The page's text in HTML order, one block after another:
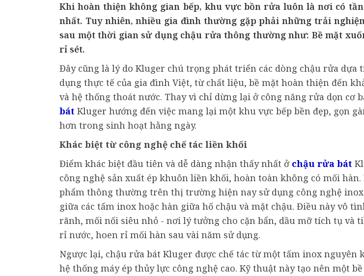
Khi hoàn thiện không gian bếp, khu vực bồn rửa luôn là nơi có
nhất. Tuy nhiên, nhiều gia đình thường gặp phải những trải
sau một thời gian sử dụng chậu rửa thông thường như: Bề mặt
rỉ sét.
Đây cũng là lý do Kluger chú trọng phát triển các dòng chậu rửa dựa
dụng thực tế của gia đình Việt, từ chất liệu, bề mặt hoàn thiện đến
và hệ thống thoát nước. Thay vì chỉ dừng lại ở công năng rửa dọn cơ
bát Kluger hướng đến việc mang lại một khu vực bếp bền đẹp, gọn
hơn trong sinh hoạt hằng ngày.
Khác biệt từ công nghệ chế tác liền khối
Điểm khác biệt đầu tiên và dễ dàng nhận thấy nhất ở chậu rửa bát
công nghệ sản xuất ép khuôn liền khối, hoàn toàn không có mối hàn.
phẩm thông thường trên thị trường hiện nay sử dụng công nghệ
giữa các tấm inox hoặc hàn giữa hố chậu và mặt chậu. Điều này vô
rãnh, mối nối siêu nhỏ - nơi lý tưởng cho cặn bẩn, dầu mỡ tích tụ và
rỉ nước, hoen rỉ mối hàn sau vài năm sử dụng.
Ngược lại, chậu rửa bát Kluger được chế tác từ một tấm inox nguyên
hệ thống máy ép thủy lực công nghệ cao. Kỹ thuật này tạo nên một